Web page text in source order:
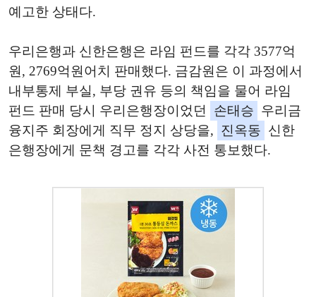
예고한 상태다.
우리은행과 신한은행은 라임 펀드를 각각 3577억
원, 2769억원어치 판매했다. 금감원은 이 과정에서
내부통제 부실, 부당 권유 등의 책임을 물어 라임
펀드 판매 당시 우리은행장이었던
손태승 우리금
융지주 회장에게 직무 정지 상당을, 진옥동 신한
은행장에게 문책 경고를 각각 사전 통보했다.